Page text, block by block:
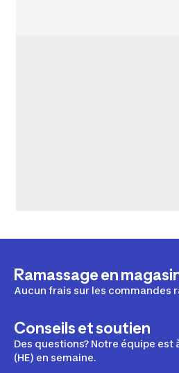
Ramassage en
Aucun frais sur les commandes
Conseils et soutien
Des questions? Notre équipe est
(HE) en semaine.